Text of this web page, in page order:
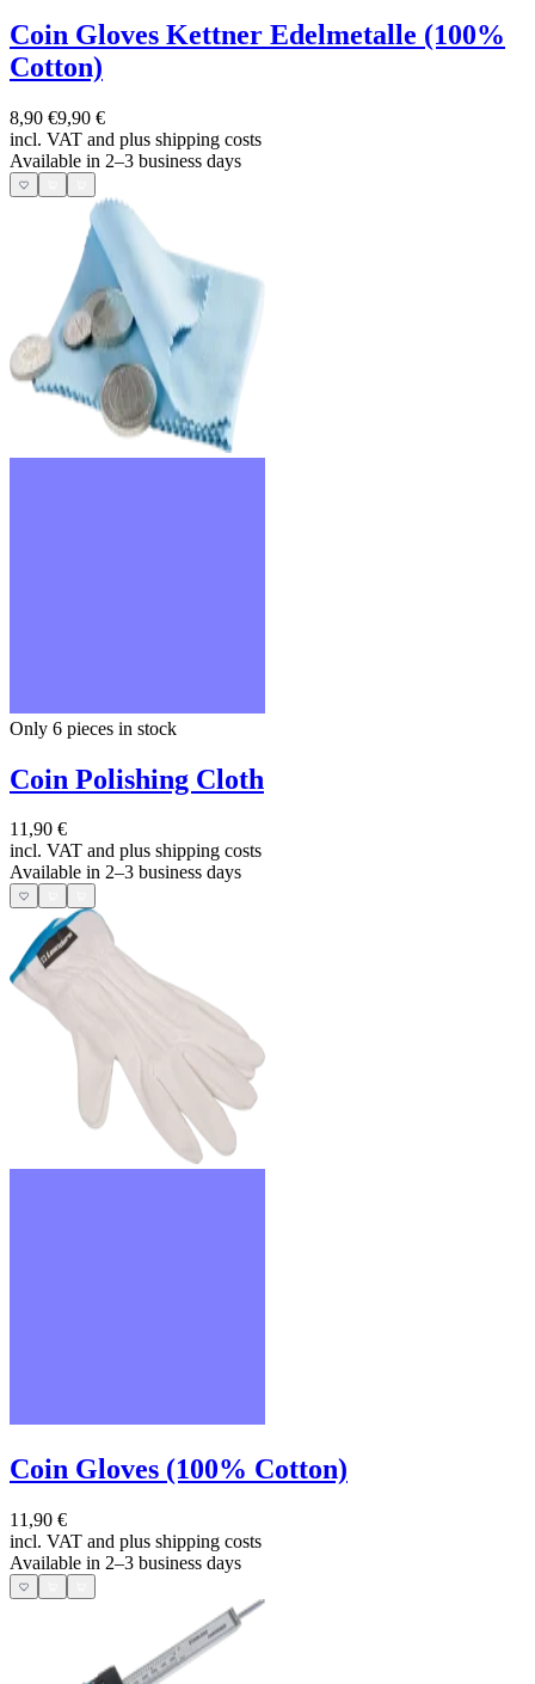
Coin Gloves Kettner Edelmetalle (100%
Cotton)
8,90 €9,90 €
incl. VAT and plus shipping costs
Available in 2–3 business days
Only 6 pieces in stock
Coin Polishing Cloth
11,90 €
incl. VAT and plus shipping costs
Available in 2–3 business days
Coin Gloves (100% Cotton)
11,90 €
incl. VAT and plus shipping costs
Available in 2–3 business days